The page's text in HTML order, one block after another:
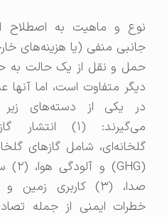
نوع و ماهیت به اصطلاح اثرات
جانبی منفی (یا هزینه‌های خارجی)
حمل و نقل از یک حالت به حالت
دیگر متفاوت است، اما آنها عموماً
در یکی از دسته‌های زیر قرار
می‌گیرند: (۱) انتشار گازهای
گلخانه‌ای، شامل گازهای گلخانه‌ای
(GHG) و آلودگی هوا، (۲) سر و
خطرات ایمنی از جمله تصادفات.